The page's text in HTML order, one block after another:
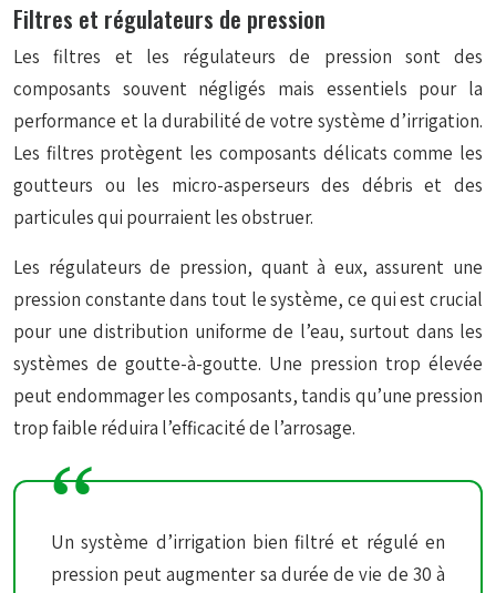
Filtres et régulateurs de pression
Les filtres et les régulateurs de pression sont des
composants souvent négligés mais essentiels pour la
performance et la durabilité de votre système d’irrigation.
Les filtres protègent les composants délicats comme les
goutteurs ou les micro-asperseurs des débris et des
particules qui pourraient les obstruer.
Les régulateurs de pression, quant à eux, assurent une
pression constante dans tout le système, ce qui est crucial
pour une distribution uniforme de l’eau, surtout dans les
systèmes de goutte-à-goutte. Une pression trop élevée
peut endommager les composants, tandis qu’une pression
trop faible réduira l’efficacité de l’arrosage.
Un système d’irrigation bien filtré et régulé en
pression peut augmenter sa durée de vie de 30 à